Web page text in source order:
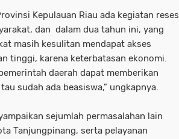
Kepulauan Riau ada kegiatan reses
dan dalam dua tahun ini, yang
masih kesulitan mendapat akses
tinggi, karena keterbatasan ekonomi.
daerah dapat memberikan
sudah ada beasiswa,” ungkapnya.
sejumlah permasalahan lain
Tanjungpinang, serta pelayanan